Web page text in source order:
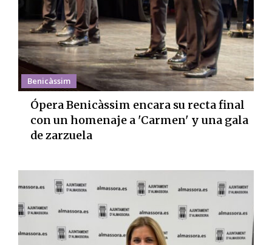
Benicàssim
Ópera Benicàssim encara su recta final
con un homenaje a 'Carmen' y una gala
de zarzuela